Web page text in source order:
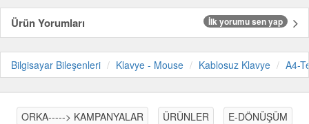
Ürün Yorumları İlk yorumu sen yap
Bilgisayar Bileşenleri Klavye - Mouse Kablosuz Klavye A4-
ORKA-----> KAMPANYALAR ÜRÜNLER E-DÖNÜŞÜM